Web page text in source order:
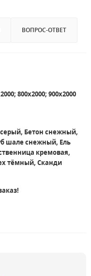
ВОПРОС-ОТВЕТ
800х2000; 900х2000
Бетон снежный,
шале снежный, Ель
кремовая,
тёмный, Сканди